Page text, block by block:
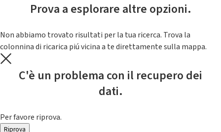
Prova a esplorare altre opzioni.
Non abbiamo trovato risultati per la tua ricerca. Trova la
colonnina di ricarica piú vicina a te direttamente sulla mappa.
C'è un problema con il recupero dei
dati.
Per favore riprova.
Riprova